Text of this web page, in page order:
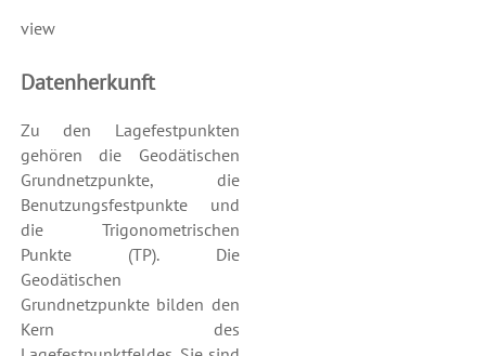
view
Datenherkunft
Zu den Lagefestpunkten
gehören die Geodätischen
Grundnetzpunkte, die
Benutzungsfestpunkte und
die Trigonometrischen
Punkte (TP). Die
Geodätischen
Grundnetzpunkte bilden den
Kern des